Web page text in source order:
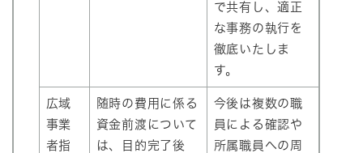
で共有し、適正
な事務の執行を
徹底いたしま
す。
広域
事業
者指
随時の費用に係る
資金前渡について
は、目的完了後
今後は複数の職
員による確認や
所属職員への周